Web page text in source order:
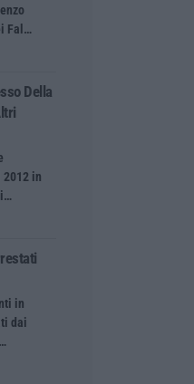
Fal…
Della
2012 in
in
dai